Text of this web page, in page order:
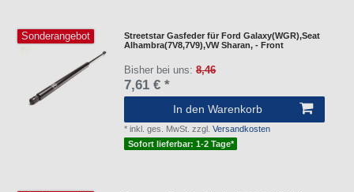
Sonderangebot
Streetstar Gasfeder für Ford Galaxy(WGR),Seat
Alhambra(7V8,7V9),VW Sharan, - Front
Bisher bei uns:8,46
7,61 € *
In den Warenkorb
*inkl. ges. MwSt. zzgl.Versandkosten
Sofort lieferbar: 1-2 Tage*